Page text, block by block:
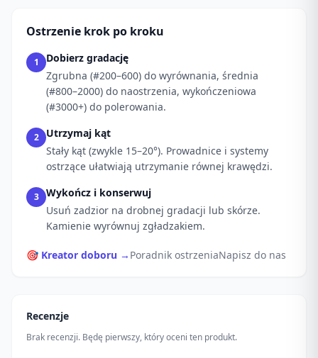
Ostrzenie krok po kroku
1
Dobierz gradację
Zgrubna (#200–600) do wyrównania, średnia
(#800–2000) do naostrzenia, wykończeniowa
(#3000+) do polerowania.
2
Utrzymaj kąt
Stały kąt (zwykle 15–20°). Prowadnice i systemy
ostrzące ułatwiają utrzymanie równej krawędzi.
3
Wykończ i konserwuj
Usuń zadzior na drobnej gradacji lub skórze.
Kamienie wyrównuj zgładzakiem.
🎯 Kreator doboru → Poradnik ostrzeniaNapisz do nas
Recenzje
Brak recenzji. Będę pierwszy, który oceni ten produkt.